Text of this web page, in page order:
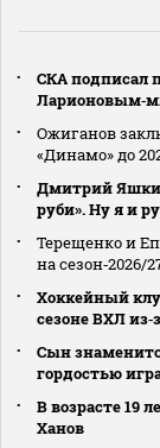
СКА подписал
Ожиганов
«Динамо» до
Дмитрий
руби». Ну я и
Терещенко и
на сезон‑2026/
Хоккейный
сезоне ВХЛ
Сын
гордостью
В возрасте 19
Ханов